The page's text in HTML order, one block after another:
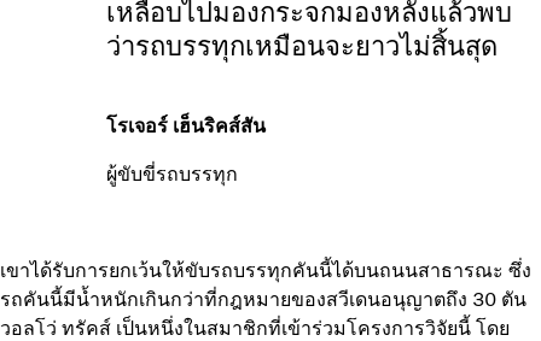
เหลือบไปมองกระจกมองหลังแล้วพบ
ว่ารถบรรทุกเหมือนจะยาวไม่สิ้นสุด
โรเจอร์ เฮ็นริคส์สัน
ผู้ขับขี่รถบรรทุก
เขาได้รับการยกเว้นให้ขับรถบรรทุกคันนี้ได้บนถนนสาธารณะ ซึ่ง
รถคันนี้มีน้ำหนักเกินกว่าที่กฎหมายของสวีเดนอนุญาตถึง 30 ตัน
วอลโว่ ทรัคส์ เป็นหนึ่งในสมาชิกที่เข้าร่วมโครงการวิจัยนี้ โดย